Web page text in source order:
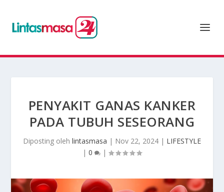
PENYAKIT GANAS KANKER
PADA TUBUH SESEORANG
Diposting oleh lintasmasa | Nov 22, 2024 | LIFESTYLE
| 0 |